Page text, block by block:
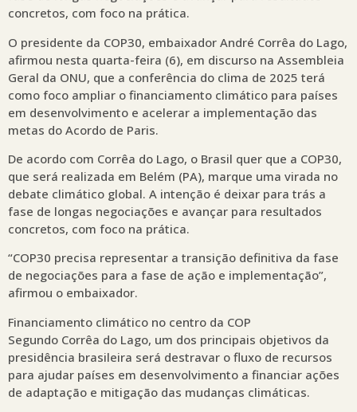
concretos, com foco na prática.
O presidente da COP30, embaixador André Corrêa do Lago,
afirmou nesta quarta-feira (6), em discurso na Assembleia
Geral da ONU, que a conferência do clima de 2025 terá
como foco ampliar o financiamento climático para países
em desenvolvimento e acelerar a implementação das
metas do Acordo de Paris.
De acordo com Corrêa do Lago, o Brasil quer que a COP30,
que será realizada em Belém (PA), marque uma virada no
debate climático global. A intenção é deixar para trás a
fase de longas negociações e avançar para resultados
concretos, com foco na prática.
“COP30 precisa representar a transição definitiva da fase
de negociações para a fase de ação e implementação”,
afirmou o embaixador.
Financiamento climático no centro da COP
Segundo Corrêa do Lago, um dos principais objetivos da
presidência brasileira será destravar o fluxo de recursos
para ajudar países em desenvolvimento a financiar ações
de adaptação e mitigação das mudanças climáticas.